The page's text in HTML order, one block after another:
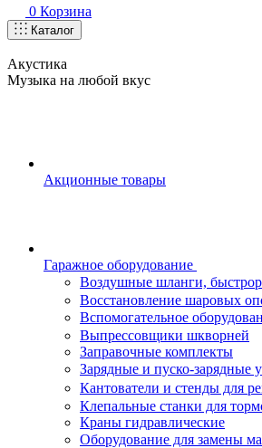
0 Корзина
Каталог
Акустика
Музыка на любой вкус
Акционные товары
Гаражное оборудование
Воздушные шланги,
Восстановление шаровых
Вспомогательное
Выпрессовщики шкворней
Заправочные комплекты
Зарядные и пуско-зарядные
Кантователи и стенды для
Клепальные станки для
Краны гидравлические
Оборудование для замены